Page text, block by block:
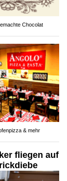
Chocolat
& mehr
fliegen auf